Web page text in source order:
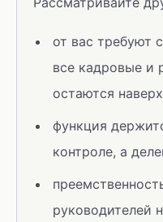
от вас требуют
все кадровые и
остаются
функция
контроле, а
руководителей